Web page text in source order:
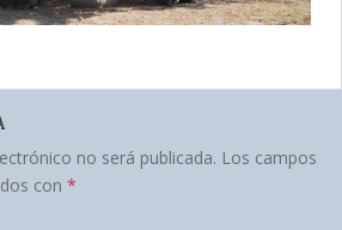
no será publicada. Los campos
con *